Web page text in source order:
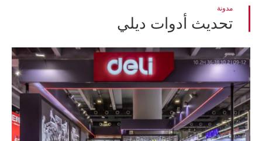
مدونة
تحديث أدوات ديلي